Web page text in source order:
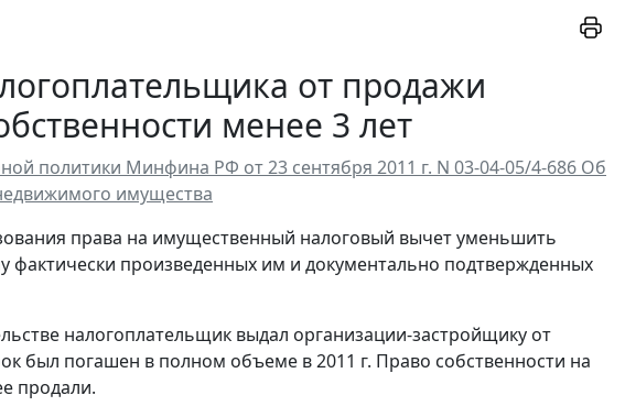
от продажи
менее 3 лет
политики Минфина РФ от 23 сентября 2011 г. N 03-04-05/4-686 Об
имущества
права на имущественный налоговый вычет уменьшить
фактически произведенных им и документально подтвержденных
налогоплательщик выдал организации-застройщику от
был погашен в полном объеме в 2011 г. Право собственности на
продали.